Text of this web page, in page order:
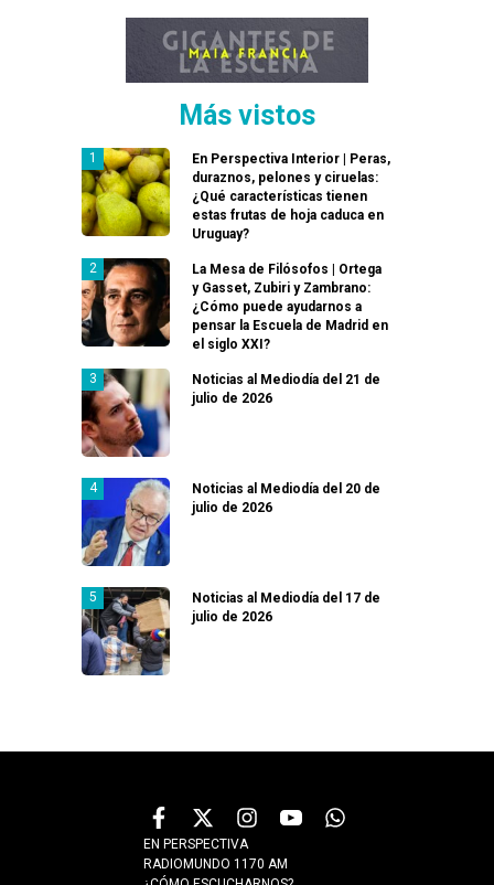
Más vistos
En Perspectiva Interior | Peras,
duraznos, pelones y ciruelas:
¿Qué características tienen
estas frutas de hoja caduca en
Uruguay?
La Mesa de Filósofos | Ortega
y Gasset, Zubiri y Zambrano:
¿Cómo puede ayudarnos a
pensar la Escuela de Madrid en
el siglo XXI?
Noticias al Mediodía del 21 de
julio de 2026
Noticias al Mediodía del 20 de
julio de 2026
Noticias al Mediodía del 17 de
julio de 2026
EN PERSPECTIVA
RADIOMUNDO 1170 AM